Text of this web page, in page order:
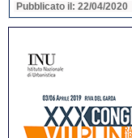
Pubblicato il: 22/04/2020